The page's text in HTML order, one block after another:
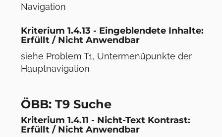
Navigation
Kriterium 1.4.13 - Eingeblendete Inhalte:
Erfüllt / Nicht Anwendbar
siehe Problem T1, Untermenüpunkte der
Hauptnavigation
ÖBB: T9 Suche
Kriterium 1.4.11 - Nicht-Text Kontrast:
Erfüllt / Nicht Anwendbar